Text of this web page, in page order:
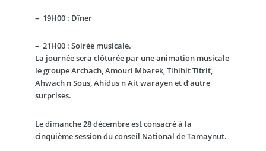
– 19H00 : Dîner
– 21H00 : Soirée musicale.
La journée sera clôturée par une animation musicale
le groupe Archach, Amouri Mbarek, Tihihit Titrit,
Ahwach n Sous, Ahidus n Ait warayen et d’autre
surprises.
Le dimanche 28 décembre est consacré à la
cinquième session du conseil National de Tamaynut.